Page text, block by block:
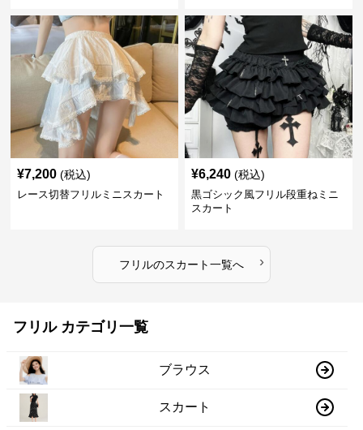
¥7,200 (税込)
レース切替フリルミニスカート
¥6,240 (税込)
黒ゴシック風フリル段重ねミニ
スカート
フリルのスカート一覧へ ›
フリル カテゴリ一覧
ブラウス
スカート